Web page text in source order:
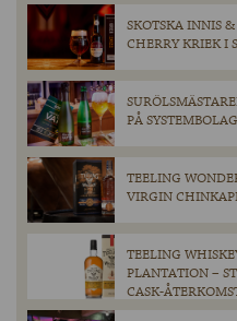
SKOTSKA INNIS
CHERRY KRIEK I
PÅ
TEELING
VIRGIN
TEELING
PLANTATION –
CASK-